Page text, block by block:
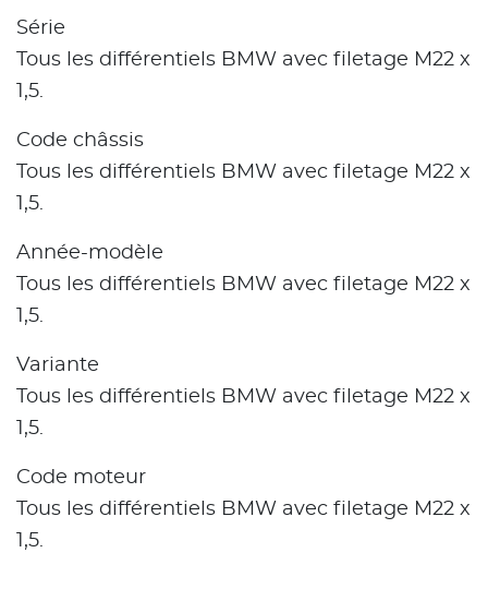
Série
Tous les différentiels BMW avec filetage M22 x
1,5.
Code châssis
Tous les différentiels BMW avec filetage M22 x
1,5.
Année-modèle
Tous les différentiels BMW avec filetage M22 x
1,5.
Variante
Tous les différentiels BMW avec filetage M22 x
1,5.
Code moteur
Tous les différentiels BMW avec filetage M22 x
1,5.